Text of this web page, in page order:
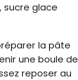
sucre glace
la pâte
une boule de
reposer au